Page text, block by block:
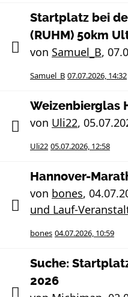
Startplatz bei
(RUHM) 50km
von Samuel_B,
Samuel_B 07.07.2026, 14:32
Weizenbierglas
von Uli22,
Uli22 05.07.2026, 12:58
Hannover-
von bones,
und Lauf-
bones 04.07.2026, 10:59
Suche:
2026